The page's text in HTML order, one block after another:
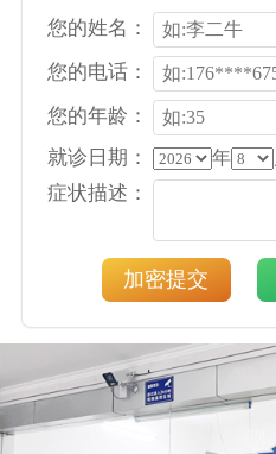
您的姓名：
您的电话：
您的年龄：
就诊日期：
年
症状描述：
加密提交